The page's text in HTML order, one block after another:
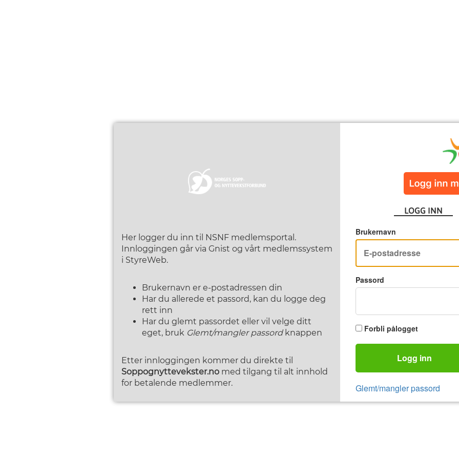
Her logger du inn til NSNF medlemsportal.
Innloggingen går via Gnist og vårt medlemssystem
i StyreWeb.
Brukernavn er e-postadressen din
Har du allerede et passord, kan du logge deg
rett inn
Har du glemt passordet eller vil velge ditt
eget, bruk Glemt/mangler passordknappen
Etter innloggingen kommer du direkte til
Soppognyttevekster.no med tilgang til alt innhold
for betalende medlemmer.
LOGG INN
Brukernavn
Passord
Forbli pålogget
Logg inn
Glemt/mangler passord